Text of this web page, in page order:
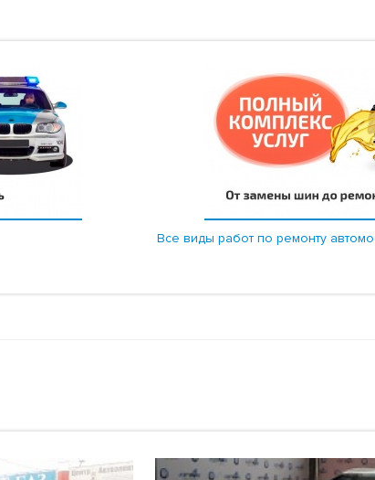
Все виды работ по ремонту